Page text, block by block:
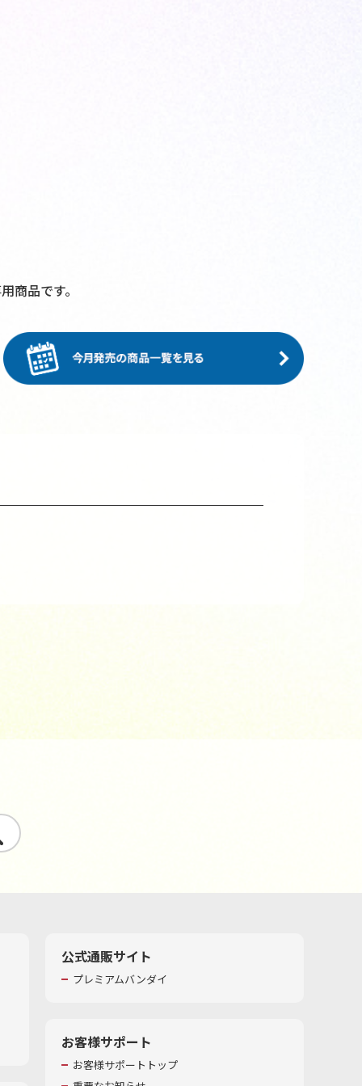
品です。
公式通販サイト
プレミアムバンダイ
お客様サポート
お客様サポートトップ